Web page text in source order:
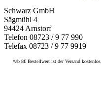
Schwarz GmbH
Sägmühl 4
94424 Arnstorf
Telefon 08723 / 9 77 990
Telefax 08723 / 9 77 9919
*ab 8€ Bestellwert ist der Versand kostenlos.